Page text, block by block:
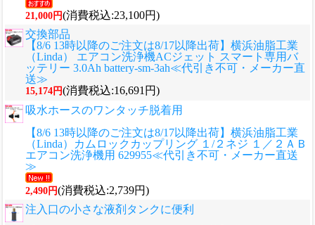
21,000円(消費税込:23,100円)
交換部品
【8/6 13時以降のご注文は8/17以降出荷】横浜油脂工業
（Linda） エアコン洗浄機ACジェット スマート専用バ
ッテリー 3.0Ah battery-sm-3ah≪代引き不可・メーカー直
送≫
15,174円(消費税込:16,691円)
吸水ホースのワンタッチ脱着用
【8/6 13時以降のご注文は8/17以降出荷】横浜油脂工業
（Linda）カムロックカップリング １/２ネジ １／２ＡＢ
エアコン洗浄機用 629955≪代引き不可・メーカー直送
≫
2,490円(消費税込:2,739円)
注入口の小さな液剤タンクに便利